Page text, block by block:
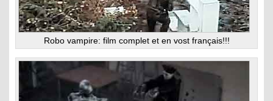
Robo vampire: film complet et en vost français!!!